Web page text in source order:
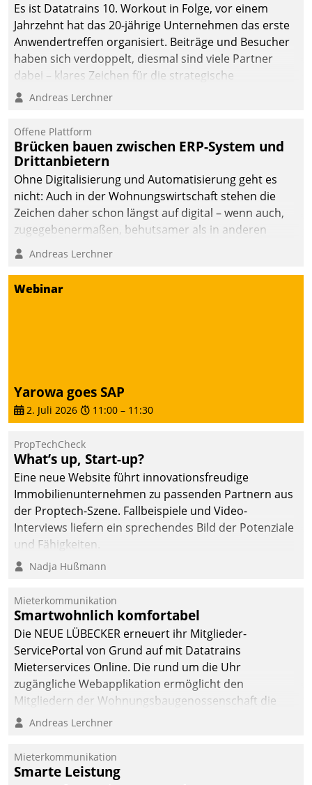
Es ist Datatrains 10. Workout in Folge, vor einem
Jahrzehnt hat das 20-jährige Unternehmen das erste
Anwendertreffen organisiert. Beiträge und Besucher
haben sich verdoppelt, diesmal sind viele Partner
dabei – klares Zeichen für die strategische
Fokussierung auf den Kunden.
Andreas Lerchner
Offene Plattform
Brücken bauen zwischen ERP-System und
Drittanbietern
Ohne Digitalisierung und Automatisierung geht es
nicht: Auch in der Wohnungswirtschaft stehen die
Zeichen daher schon längst auf digital – wenn auch,
zugegebenermaßen, behutsamer als in anderen
Branchen.
Andreas Lerchner
Webinar
Yarowa goes SAP
2. Juli 2026 11:00 – 11:30
PropTechCheck
What’s up, Start-up?
Eine neue Website führt innovationsfreudige
Immobilienunternehmen zu passenden Partnern aus
der Proptech-Szene. Fallbeispiele und Video-
Interviews liefern ein sprechendes Bild der Potenziale
und Fähigkeiten.
Nadja Hußmann
Mieterkommunikation
Smartwohnlich komfortabel
Die NEUE LÜBECKER erneuert ihr Mitglieder-
ServicePortal von Grund auf mit Datatrains
Mieterservices Online. Die rund um die Uhr
zugängliche Webapplikation ermöglicht den
Mitgliedern der Wohnungs­bau­genossenschaft die
Kontaktaufnahme per Smartphone, Tablet oder PC.
Andreas Lerchner
Mieterkommunikation
Smarte Leistung